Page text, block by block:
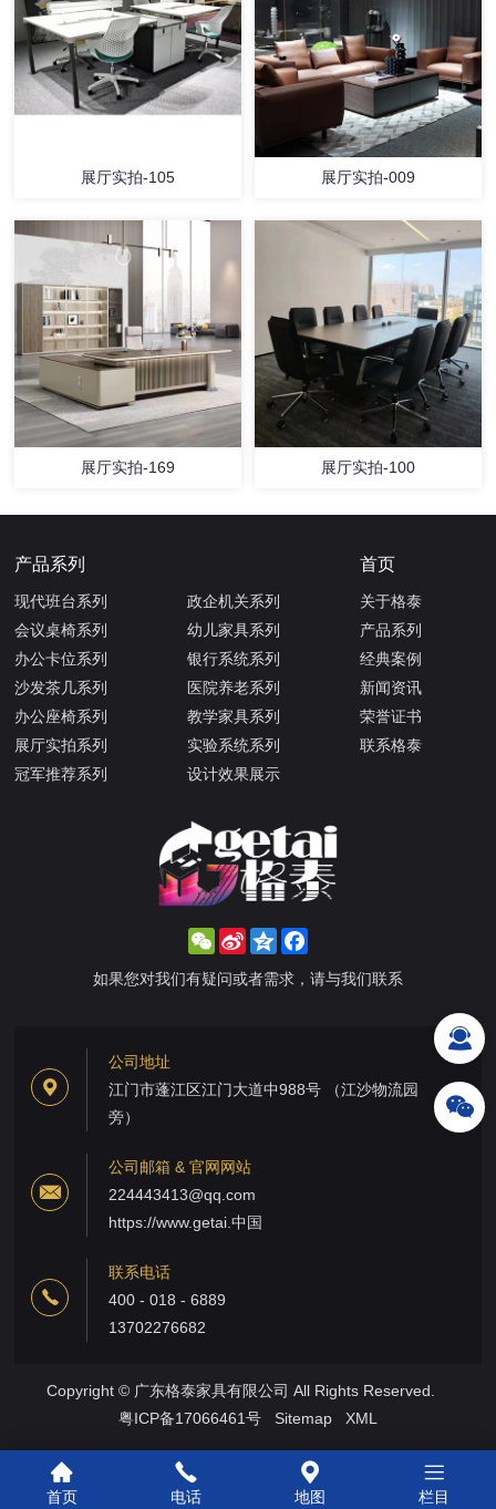
展厅实拍-105 展厅实拍-009
展厅实拍-169 展厅实拍-100
产品系列
现代班台系列
会议桌椅系列
办公卡位系列
沙发茶几系列
办公座椅系列
展厅实拍系列
冠军推荐系列
政企机关系列
幼儿家具系列
银行系统系列
医院养老系列
教学家具系列
实验系统系列
设计效果展示
首页
关于格泰
产品系列
经典案例
新闻资讯
荣誉证书
联系格泰
WeChat
Sina
Weibo
Qzone
如果您对我们有疑问或者需求，请与我们联系
公司地址
江门市蓬江区江门大道中988号 （江沙物流园
旁）
公司邮箱 & 官网网站
224443413@qq.com
https://www.getai.中国
联系电话
400 - 018 - 6889
13702276682
Copyright © 广东格泰家具有限公司 All Rights Reserved.
粤ICP备17066461号
Sitemap XML
首页 电话 地图 栏目